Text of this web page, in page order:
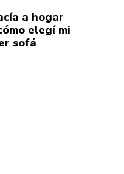
a hogar
elegí mi
sofá